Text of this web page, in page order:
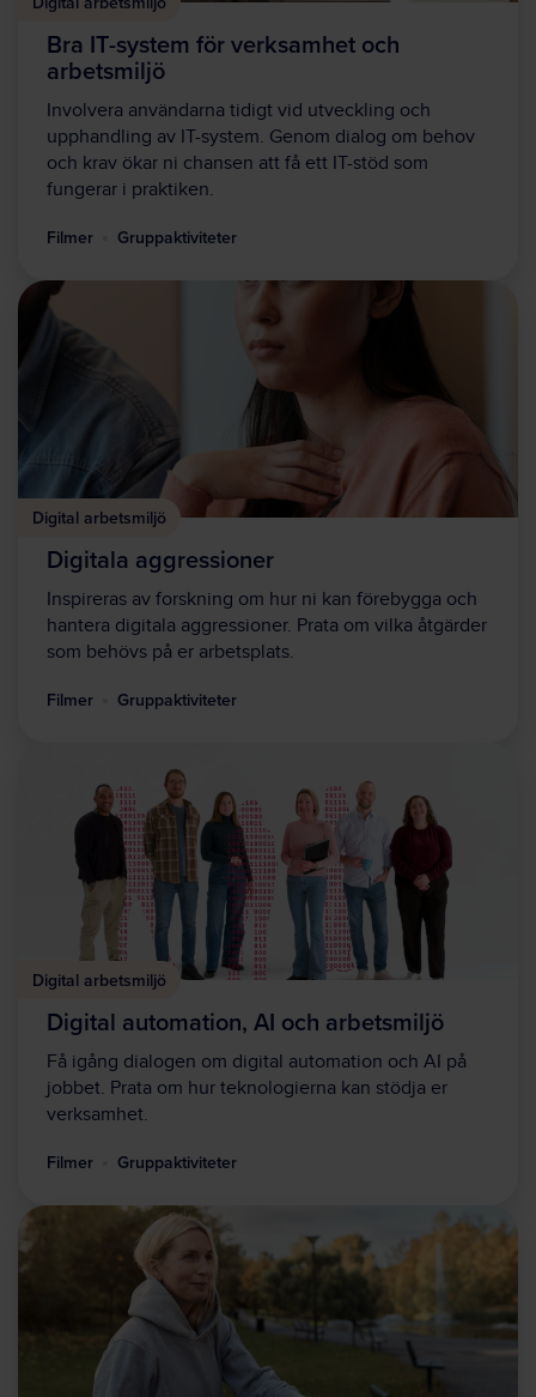
Bra IT-system för verksamhet och
arbetsmiljö
Involvera användarna tidigt vid utveckling och
upphandling av IT-system. Genom dialog om behov
och krav ökar ni chansen att få ett IT-stöd som
fungerar i praktiken.
Filmer Gruppaktiviteter
Digital arbetsmiljö
Digitala aggressioner
Inspireras av forskning om hur ni kan förebygga och
hantera digitala aggressioner. Prata om vilka åtgärder
som behövs på er arbetsplats.
Filmer Gruppaktiviteter
Digital arbetsmiljö
Digital automation, AI och arbetsmiljö
Få igång dialogen om digital automation och AI på
jobbet. Prata om hur teknologierna kan stödja er
verksamhet.
Filmer Gruppaktiviteter